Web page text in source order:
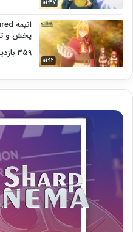
01:47
01:12
پخش و
359 بازدید